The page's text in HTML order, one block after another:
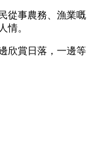
從事農務、漁業嘅
情。
欣賞日落，一邊等